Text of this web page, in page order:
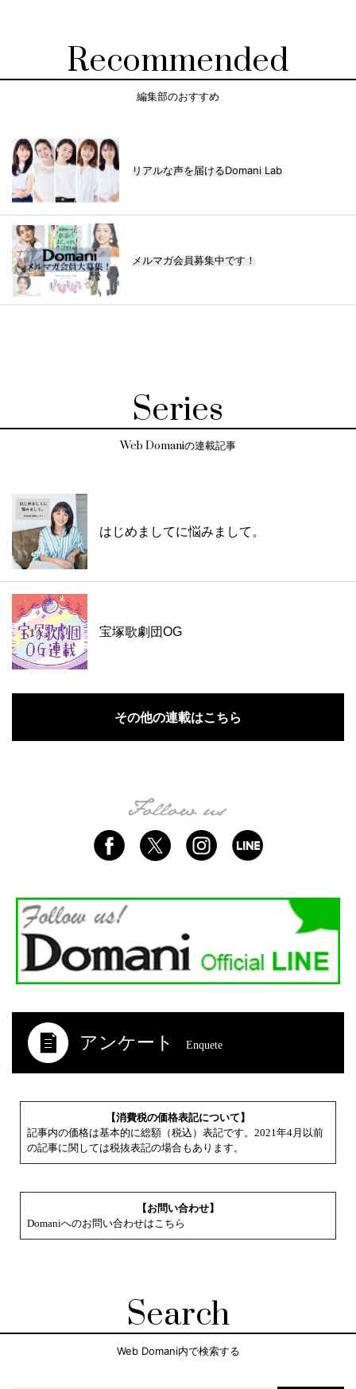
Recommended
編集部のおすすめ
リアルな声を届けるDomani Lab
メルマガ会員募集中です！
Series
Web Domaniの連載記事
はじめましてに悩みまして。
宝塚歌劇団OG
その他の連載はこちら
アンケート Enquete
【消費税の価格表記について】
記事内の価格は基本的に総額（税込）表記です。2021年4月以前
の記事に関しては税抜表記の場合もあります。
【お問い合わせ】
Domaniへのお問い合わせはこちら
Search
Web Domani内で検索する